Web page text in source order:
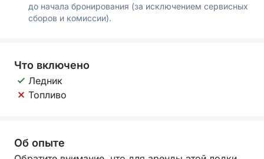
до начала бронирования (за исключением сервисных
сборов и комиссии).
Что включено
Ледник
Топливо
Об опыте